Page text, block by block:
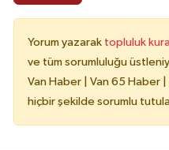
Yorum yazarak topluluk
ve tüm sorumluluğu
Van Haber | Van 65 Haber
hiçbir şekilde sorumlu